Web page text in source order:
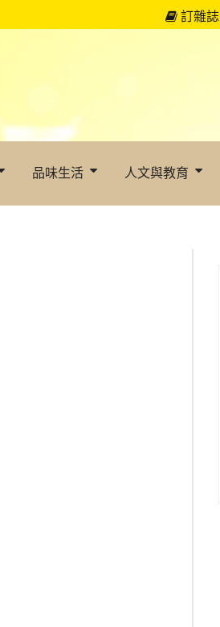
訂雜誌
品味生活 人文與教育